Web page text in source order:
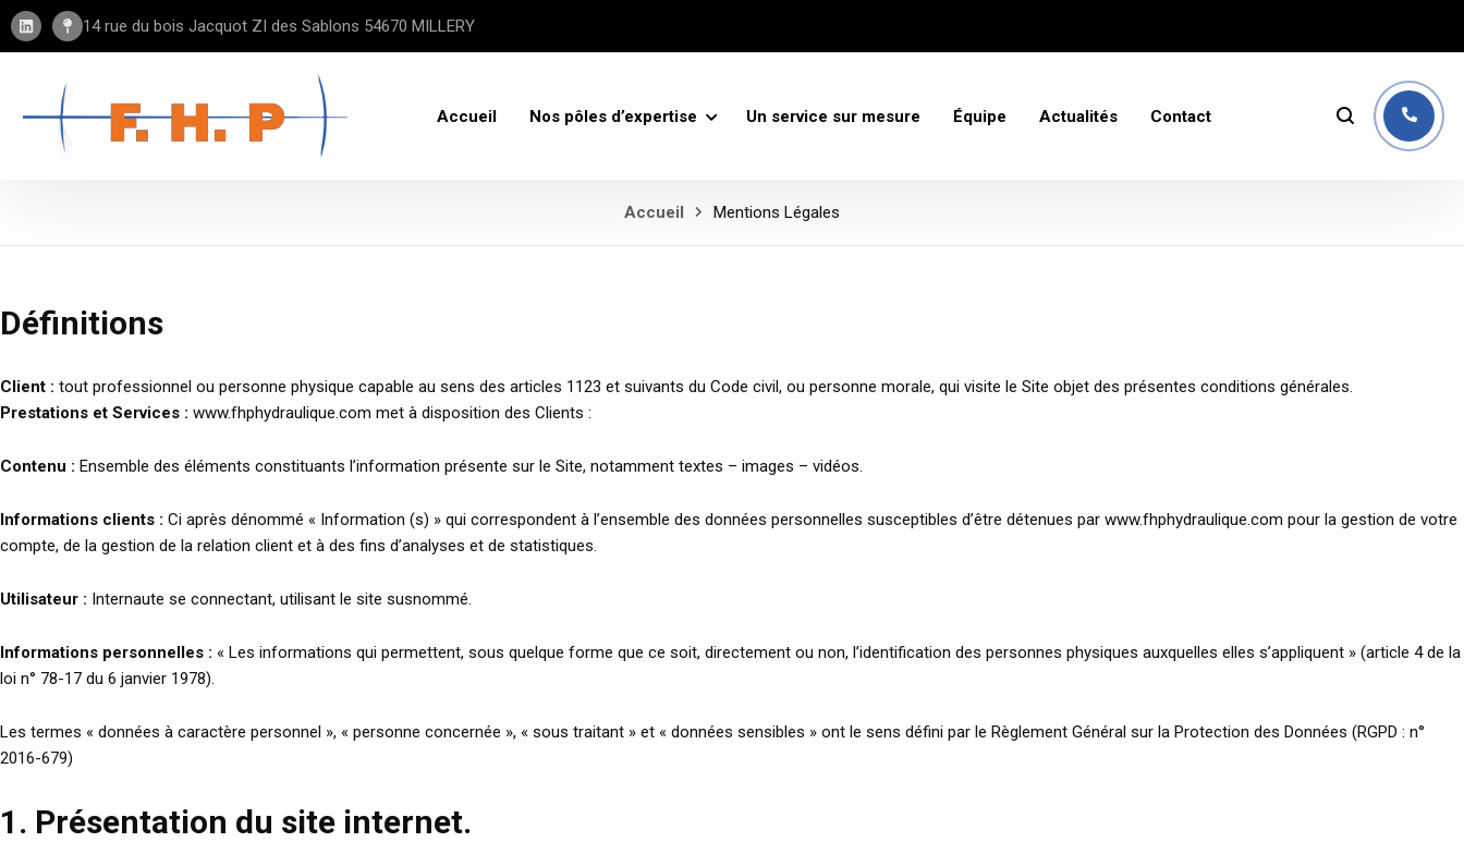
14 rue du bois Jacquot ZI des Sablons 54670 MILLERY
Accueil Nos pôles d’expertise Un service sur mesure Équipe Actualités Contact
Accueil Mentions Légales
Définitions
Client : tout professionnel ou personne physique capable au sens des articles 1123 et suivants du Code civil, ou personne morale, qui visite le Site objet des présentes conditions générales.
Prestations et Services : www.fhphydraulique.com met à disposition des Clients :
Contenu : Ensemble des éléments constituants l’information présente sur le Site, notamment textes – images – vidéos.
Informations clients : Ci après dénommé « Information (s) » qui correspondent à l’ensemble des données personnelles susceptibles d’être détenues par www.fhphydraulique.com pour la gestion de votre
compte, de la gestion de la relation client et à des fins d’analyses et de statistiques.
Utilisateur : Internaute se connectant, utilisant le site susnommé.
Informations personnelles : « Les informations qui permettent, sous quelque forme que ce soit, directement ou non, l’identification des personnes physiques auxquelles elles s’appliquent » (article 4 de la
loi n° 78-17 du 6 janvier 1978).
Les termes « données à caractère personnel », « personne concernée », « sous traitant » et « données sensibles » ont le sens défini par le Règlement Général sur la Protection des Données (RGPD : n°
2016-679)
1. Présentation du site internet.
Panneau de gestion des cookies